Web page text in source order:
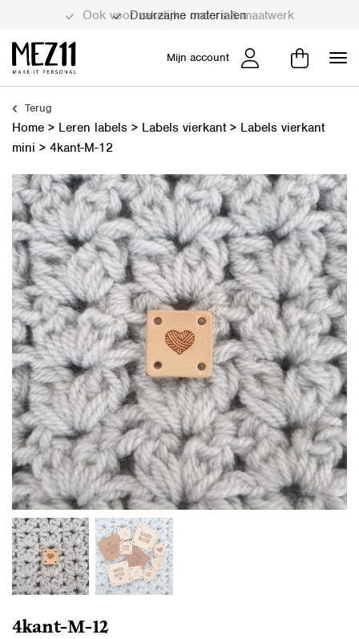
Duurzame materialen
Mijn account
Terug
Home > Leren labels > Labels vierkant> Labels vierkant
mini > 4kant-M-12
4kant-M-12